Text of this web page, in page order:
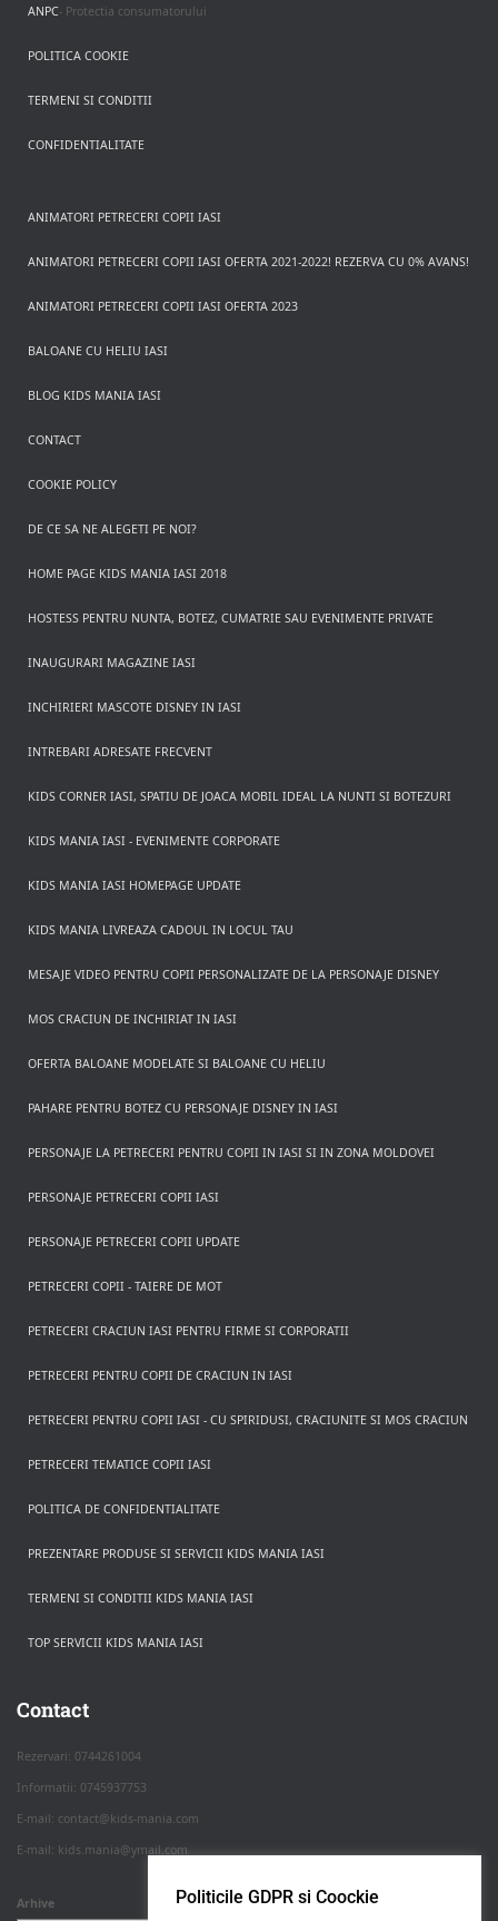
ANPC- Protectia consumatorului
POLITICA COOKIE
TERMENI SI CONDITII
CONFIDENTIALITATE
ANIMATORI PETRECERI COPII IASI
ANIMATORI PETRECERI COPII IASI OFERTA 2021-2022! REZERVA CU 0% AVANS!
ANIMATORI PETRECERI COPII IASI OFERTA 2023
BALOANE CU HELIU IASI
BLOG KIDS MANIA IASI
CONTACT
COOKIE POLICY
DE CE SA NE ALEGETI PE NOI?
HOME PAGE KIDS MANIA IASI 2018
HOSTESS PENTRU NUNTA, BOTEZ, CUMATRIE SAU EVENIMENTE PRIVATE
INAUGURARI MAGAZINE IASI
INCHIRIERI MASCOTE DISNEY IN IASI
INTREBARI ADRESATE FRECVENT
KIDS CORNER IASI, SPATIU DE JOACA MOBIL IDEAL LA NUNTI SI BOTEZURI
KIDS MANIA IASI - EVENIMENTE CORPORATE
KIDS MANIA IASI HOMEPAGE UPDATE
KIDS MANIA LIVREAZA CADOUL IN LOCUL TAU
MESAJE VIDEO PENTRU COPII PERSONALIZATE DE LA PERSONAJE DISNEY
MOS CRACIUN DE INCHIRIAT IN IASI
OFERTA BALOANE MODELATE SI BALOANE CU HELIU
PAHARE PENTRU BOTEZ CU PERSONAJE DISNEY IN IASI
PERSONAJE LA PETRECERI PENTRU COPII IN IASI SI IN ZONA MOLDOVEI
PERSONAJE PETRECERI COPII IASI
PERSONAJE PETRECERI COPII UPDATE
PETRECERI COPII - TAIERE DE MOT
PETRECERI CRACIUN IASI PENTRU FIRME SI CORPORATII
PETRECERI PENTRU COPII DE CRACIUN IN IASI
PETRECERI PENTRU COPII IASI - CU SPIRIDUSI, CRACIUNITE SI MOS CRACIUN
PETRECERI TEMATICE COPII IASI
POLITICA DE CONFIDENTIALITATE
PREZENTARE PRODUSE SI SERVICII KIDS MANIA IASI
TERMENI SI CONDITII KIDS MANIA IASI
TOP SERVICII KIDS MANIA IASI
Contact
Rezervari: 0744261004
Informatii: 0745937753
E-mail: contact@kids-mania.com
E-mail: kids.mania@ymail.com
Arhive Politicile GDPR si Coockie
Apasa pe o categorie ca sa vezi serviciile.
PETRECERI COPII